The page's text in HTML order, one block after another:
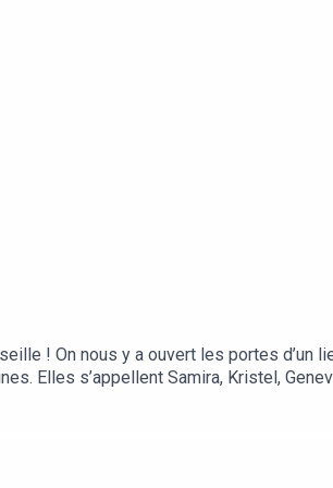
! On nous y a ouvert les portes d’un
Elles s’appellent Samira, Kristel,
Groupe SOS. On y parle de Belsunce
sur la notion d’urbanisme temporaire,
Nouveaux Imaginaires et